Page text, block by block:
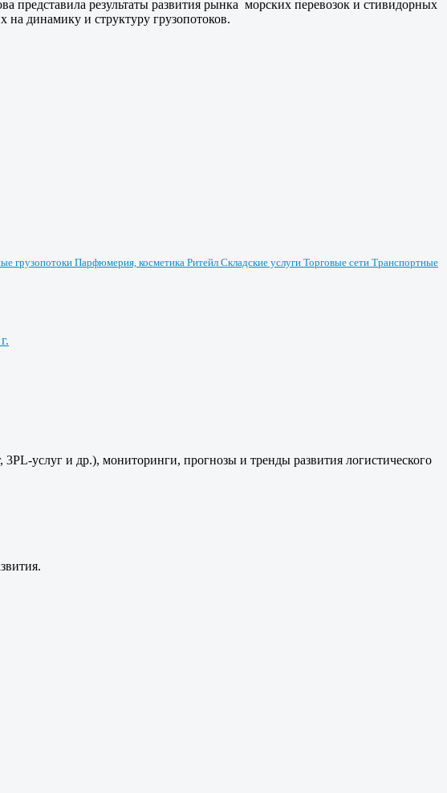
результаты развития рынка морских перевозок и стивидорных
динамику и структуру грузопотоков.
грузопотоки Парфюмерия, косметика Ритейл Складские услуги Торговые сети Транспортные
3PL-услуг и др.), мониторинги, прогнозы и тренды развития логистического